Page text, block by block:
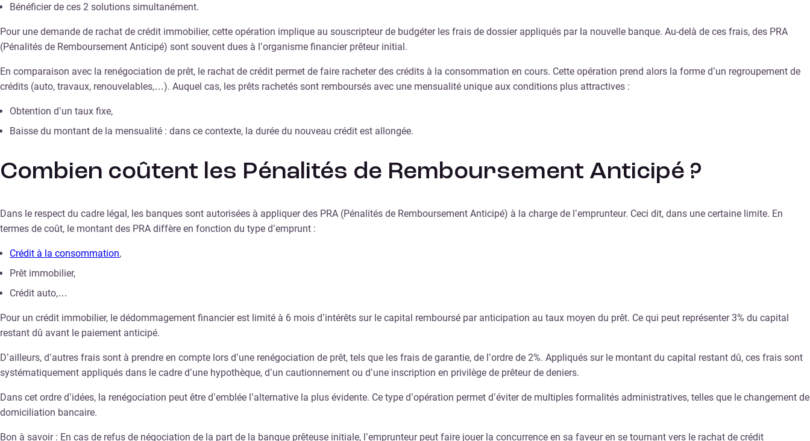
Bénéficier de ces 2 solutions simultanément.
Pour une demande de rachat de crédit immobilier, cette opération implique au souscripteur de budgéter les frais de dossier appliqués par la nouvelle banque. Au-delà de ces frais, des PRA
(Pénalités de Remboursement Anticipé) sont souvent dues à l’organisme financier prêteur initial.
En comparaison avec la renégociation de prêt, le rachat de crédit permet de faire racheter des crédits à la consommation en cours. Cette opération prend alors la forme d’un regroupement de
crédits (auto, travaux, renouvelables,…). Auquel cas, les prêts rachetés sont remboursés avec une mensualité unique aux conditions plus attractives :
Obtention d’un taux fixe,
Baisse du montant de la mensualité : dans ce contexte, la durée du nouveau crédit est allongée.
Combien coûtent les Pénalités de Remboursement Anticipé ?
Dans le respect du cadre légal, les banques sont autorisées à appliquer des PRA (Pénalités de Remboursement Anticipé) à la charge de l’emprunteur. Ceci dit, dans une certaine limite. En
termes de coût, le montant des PRA diffère en fonction du type d’emprunt :
Crédit à la consommation,
Prêt immobilier,
Crédit auto,…
Pour un crédit immobilier, le dédommagement financier est limité à 6 mois d’intérêts sur le capital remboursé par anticipation au taux moyen du prêt. Ce qui peut représenter 3% du capital
restant dû avant le paiement anticipé.
D’ailleurs, d’autres frais sont à prendre en compte lors d’une renégociation de prêt, tels que les frais de garantie, de l’ordre de 2%. Appliqués sur le montant du capital restant dû, ces frais sont
systématiquement appliqués dans le cadre d’une hypothèque, d’un cautionnement ou d’une inscription en privilège de prêteur de deniers.
Dans cet ordre d’idées, la renégociation peut être d’emblée l’alternative la plus évidente. Ce type d’opération permet d’éviter de multiples formalités administratives, telles que le changement de
domiciliation bancaire.
Bon à savoir : En cas de refus de négociation de la part de la banque prêteuse initiale, l’emprunteur peut faire jouer la concurrence en sa faveur en se tournant vers le rachat de crédit